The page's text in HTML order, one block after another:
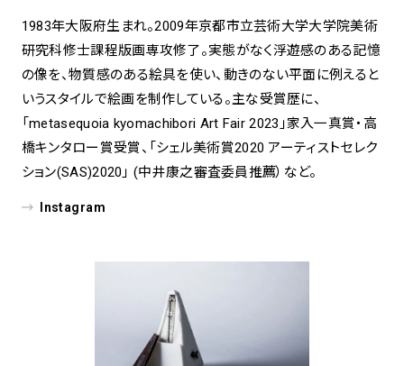
1983年大阪府生まれ。2009年京都市立芸術大学大学院美術
研究科修士課程版画専攻修了。実態がなく浮遊感のある記憶
の像を、物質感のある絵具を使い、動きのない平面に例えると
いうスタイルで絵画を制作している。主な受賞歴に、
「metasequoia kyomachibori Art Fair 2023」家入一真賞・高
橋キンタロー賞受賞、「シェル美術賞2020 アーティストセレク
ション(SAS)2020」 (中井康之審査委員推薦）など。
Instagram